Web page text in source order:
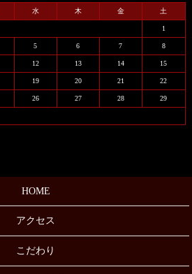
水 木 金 土
1
5 6 7 8
12 13 14 15
19 20 21 22
26 27 28 29
HOME
アクセス
こだわり